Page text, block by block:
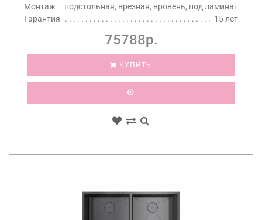
Монтаж
подстольная, врезная, вровень, под ламинат
Гарантия
15 лет
75788р.
КУПИТЬ